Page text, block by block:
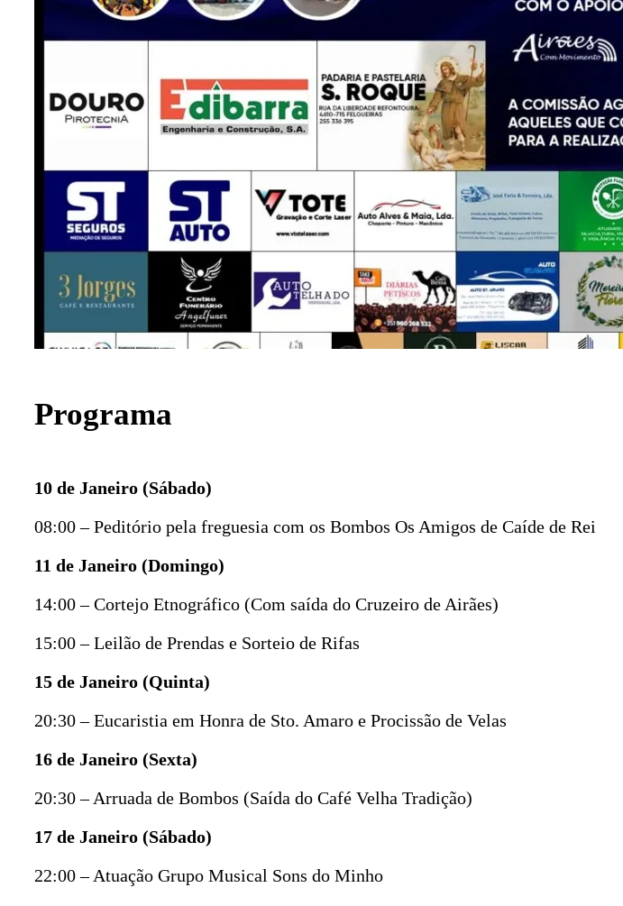
Programa
10 de Janeiro (Sábado)
08:00 – Peditório pela freguesia com os Bombos Os Amigos de Caíde de Rei
11 de Janeiro (Domingo)
14:00 – Cortejo Etnográfico (Com saída do Cruzeiro de Airães)
15:00 – Leilão de Prendas e Sorteio de Rifas
15 de Janeiro (Quinta)
20:30 – Eucaristia em Honra de Sto. Amaro e Procissão de Velas
16 de Janeiro (Sexta)
20:30 – Arruada de Bombos (Saída do Café Velha Tradição)
17 de Janeiro (Sábado)
22:00 – Atuação Grupo Musical Sons do Minho